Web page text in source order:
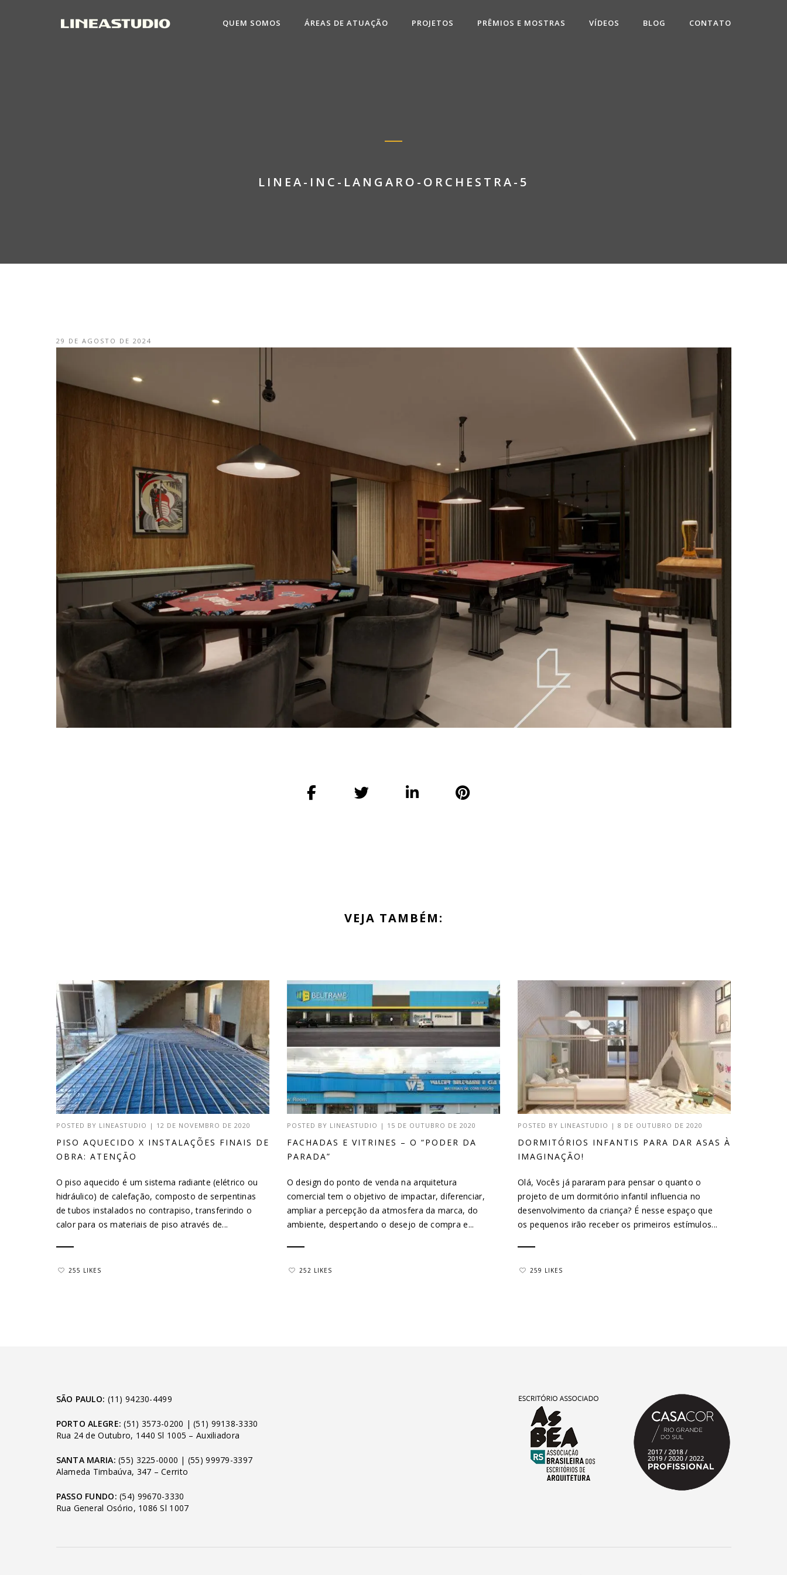
QUEM SOMOS ÁREAS DE ATUAÇÃO PROJETOS PRÊMIOS E MOSTRAS VÍDEOS BLOG CONTATO
LINEA-INC-LANGARO-ORCHESTRA-5
29 DE AGOSTO DE 2024
VEJA TAMBÉM:
POSTED BY LINEASTUDIO | 12 DE NOVEMBRO DE 2020
PISO AQUECIDO X INSTALAÇÕES FINAIS DE
OBRA: ATENÇÃO
O piso aquecido é um sistema radiante (elétrico ou
hidráulico) de calefação, composto de serpentinas
de tubos instalados no contrapiso, transferindo o
calor para os materiais de piso através de...
255 LIKES
POSTED BY LINEASTUDIO | 15 DE OUTUBRO DE 2020
FACHADAS E VITRINES – O “PODER DA
PARADA”
O design do ponto de venda na arquitetura
comercial tem o objetivo de impactar, diferenciar,
ampliar a percepção da atmosfera da marca, do
ambiente, despertando o desejo de compra e...
252 LIKES
POSTED BY LINEASTUDIO |8 DE OUTUBRO DE 2020
DORMITÓRIOS INFANTIS PARA DAR ASAS À
IMAGINAÇÃO!
Olá, Vocês já pararam para pensar o quanto o
projeto de um dormitório infantil influencia no
desenvolvimento da criança? É nesse espaço que
os pequenos irão receber os primeiros estímulos...
259 LIKES
SÃO PAULO: (11) 94230-4499
PORTO ALEGRE: (51) 3573-0200 |(51) 99138-3330
Rua 24 de Outubro, 1440 Sl 1005 – Auxiliadora
SANTA MARIA: (55) 3225-0000 | (55) 99979-3397
Alameda Timbaúva, 347 – Cerrito
PASSO FUNDO: (54) 99670-3330
Rua General Osório, 1086 Sl 1007